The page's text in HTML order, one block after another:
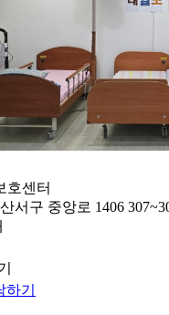
호센터
서구 중앙로 1406
기